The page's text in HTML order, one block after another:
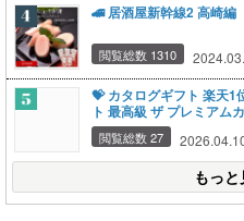
🚄 居酒屋新幹線2 高崎編
閲覧総数 1310
💝 カタログギフト 楽天1
ト 最高級 ザ プレミアム
ゴールド] 5900円(S-EO)
閲覧総数 27
もっと